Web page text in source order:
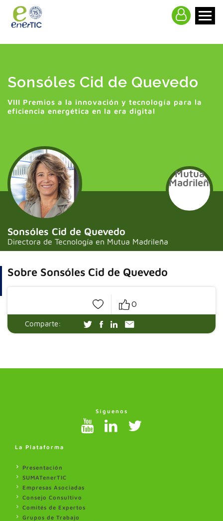
Sonsóles Cid de Quevedo
VIII Premios a la innovación y tecnología para la
eficiencia energética en la era digital
Sonsóles Cid de Quevedo
Directora de Tecnología en Mutua Madrileña
Mutua
Madrileña
Sobre Sonsóles Cid de Quevedo
0
Comparte:
Síguenos
La Plataforma
Presentación
SUMATenerTIC
Empresas Asociadas
Consejo Consultivo
Comités de Expertos
Grupos de Trabajo